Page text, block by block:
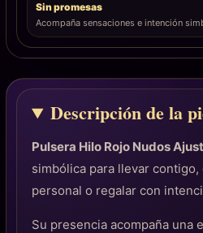
Sin promesas
Acompaña sensaciones e intención
Descripción de la
Pulsera Hilo Rojo Nudos
simbólica para llevar
personal o regalar con
Su presencia acompaña una